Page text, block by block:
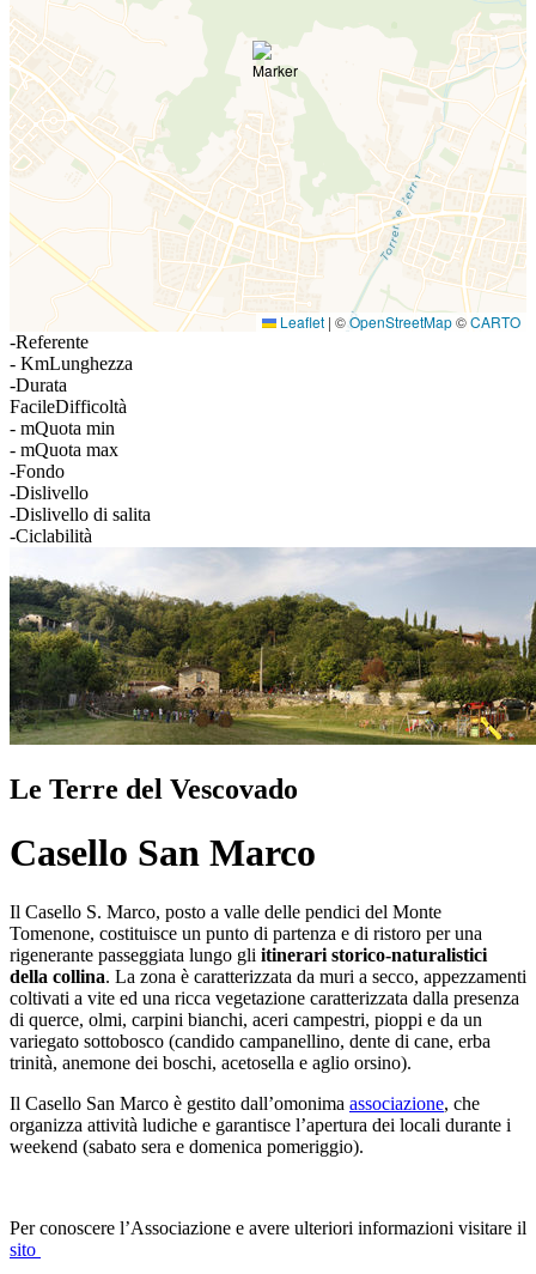
Leaflet | ©OpenStreetMap©CARTO
-Referente
- KmLunghezza
-Durata
FacileDifficoltà
- mQuota min
- mQuota max
-Fondo
-Dislivello
-Dislivello di salita
-Ciclabilità
Le Terre del Vescovado
Casello San Marco
Il Casello S. Marco, posto a valle delle pendici del Monte
Tomenone, costituisce un punto di partenza e di ristoro per una
rigenerante passeggiata lungo gli itinerari storico-naturalistici
della collina. La zona è caratterizzata da muri a secco, appezzamenti
coltivati a vite ed una ricca vegetazione caratterizzata dalla presenza
di querce, olmi, carpini bianchi, aceri campestri, pioppi e da un
variegato sottobosco (candido campanellino, dente di cane, erba
trinità, anemone dei boschi, acetosella e aglio orsino).
Il Casello San Marco è gestito dall’omonima associazione, che
organizza attività ludiche e garantisce l’apertura dei locali durante i
weekend (sabato sera e domenica pomeriggio).
Per conoscere l’Associazione e avere ulteriori informazioni visitare il
sito